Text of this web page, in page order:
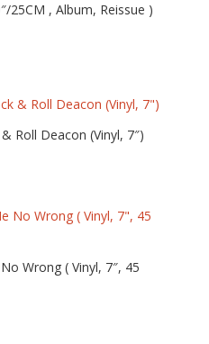
25CM , Album, Reissue )
Roll Deacon (Vinyl, 7″)
Wrong ( Vinyl, 7″, 45